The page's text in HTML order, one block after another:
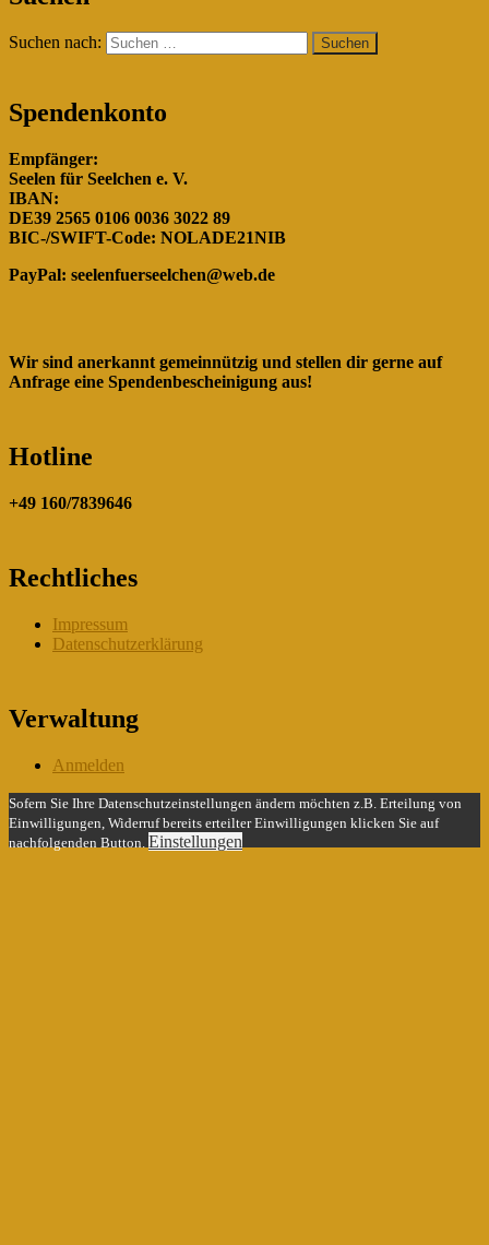
Rumänien!"
Suchen nach:
Spendenkonto
Empfänger:
Seelen für Seelchen e. V.
IBAN:
DE39 2565 0106 0036 3022 89
BIC-/SWIFT-Code: NOLADE21NIB
PayPal: seelenfuerseelchen@web.de
Wir sind anerkannt gemeinnützig und stellen dir gerne auf
Anfrage eine Spendenbescheinigung aus!
Hotline
+49 160/7839646
Rechtliches
Impressum
Datenschutzerklärung
Verwaltung
Anmelden
Sofern Sie Ihre Datenschutzeinstellungen ändern möchten z.B. Erteilung von
Einwilligungen, Widerruf bereits erteilter Einwilligungen klicken Sie auf
nachfolgenden Button. Einstellungen